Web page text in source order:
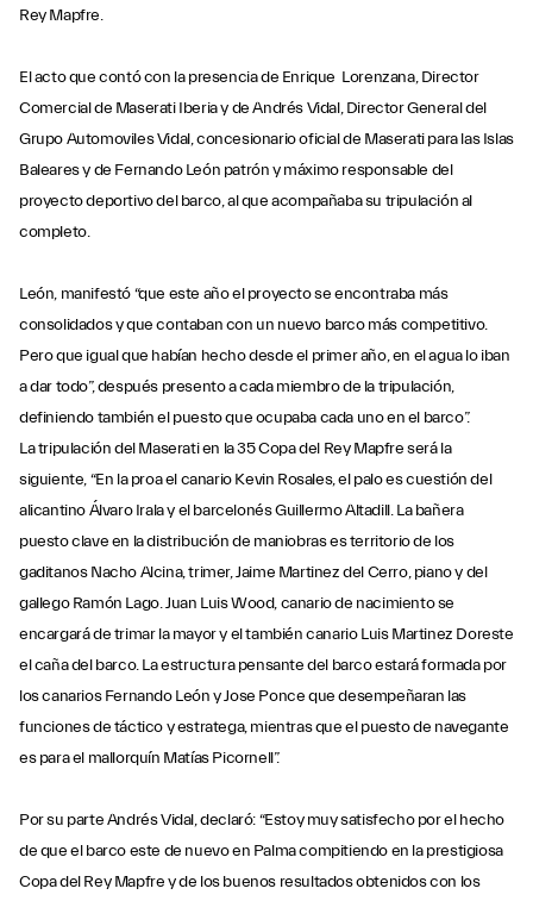
Rey Mapfre.
El acto que contó con la presencia de Enrique Lorenzana, Director
Comercial de Maserati Iberia y de Andrés Vidal, Director General del
Grupo Automoviles Vidal, concesionario oficial de Maserati para las Islas
Baleares y de Fernando León patrón y máximo responsable del
proyecto deportivo del barco, al que acompañaba su tripulación al
completo.
León, manifestó “que este año el proyecto se encontraba más
consolidados y que contaban con un nuevo barco más competitivo.
Pero que igual que habían hecho desde el primer año, en el agua lo iban
a dar todo”, después presento a cada miembro de la tripulación,
definiendo también el puesto que ocupaba cada uno en el barco”.
La tripulación del Maserati en la 35 Copa del Rey Mapfre será la
siguiente, “En la proa el canario Kevin Rosales, el palo es cuestión del
alicantino Álvaro Irala y el barcelonés Guillermo Altadill. La bañera
puesto clave en la distribución de maniobras es territorio de los
gaditanos Nacho Alcina, trimer, Jaime Martinez del Cerro, piano y del
gallego Ramón Lago. Juan Luis Wood, canario de nacimiento se
encargará de trimar la mayor y el también canario Luis Martinez Doreste
el caña del barco. La estructura pensante del barco estará formada por
los canarios Fernando León y Jose Ponce que desempeñaran las
funciones de táctico y estratega, mientras que el puesto de navegante
es para el mallorquín Matías Picornell”.
Por su parte Andrés Vidal, declaró: “Estoy muy satisfecho por el hecho
de que el barco este de nuevo en Palma compitiendo en la prestigiosa
Copa del Rey Mapfre y de los buenos resultados obtenidos con los